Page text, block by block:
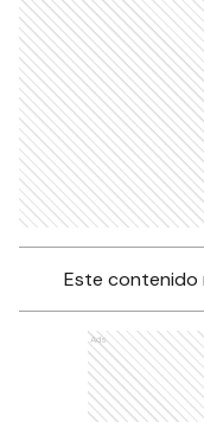
Este
Ads